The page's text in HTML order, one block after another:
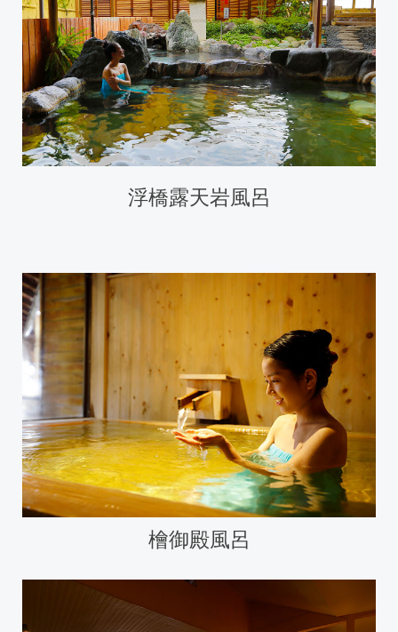
浮橋露天岩風呂
檜御殿風呂